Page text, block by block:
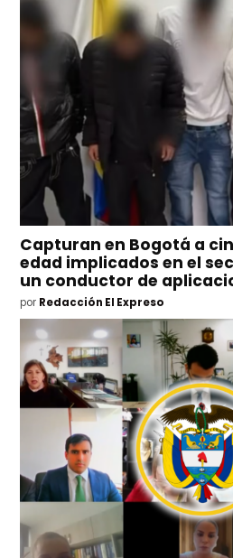
Capturan en Bogotá a
edad implicados en el
un conductor de
por Redacción El Expreso